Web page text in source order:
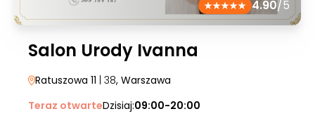
4.90/5
Salon Urody Ivanna
Ratuszowa 11 | 38, Warszawa
Teraz otwarteDzisiaj:09:00-20:00